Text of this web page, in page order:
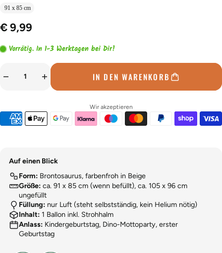
91 x 85 cm
€ 9,99
Vorrätig. In 1-3 Werktagen bei Dir!
IN DEN WARENKORB
Wir akzeptieren
Auf einen Blick
Form: Brontosaurus, farbenfroh in Beige
Größe: ca. 91 x 85 cm (wenn befüllt), ca. 105 x 96 cm
ungefüllt
Füllung: nur Luft (steht selbstständig, kein Helium nötig)
Inhalt: 1 Ballon inkl. Strohhalm
Anlass: Kindergeburtstag, Dino-Mottoparty, erster
Geburtstag